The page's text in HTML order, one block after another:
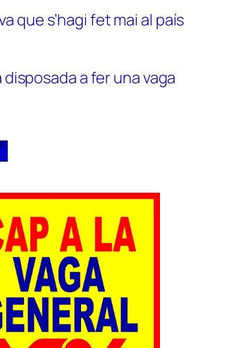
que s’hagi fet mai al país
a fer una vaga